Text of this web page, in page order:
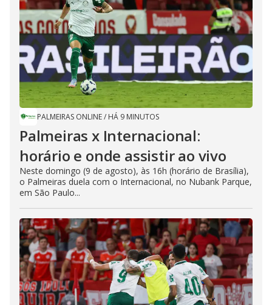
PALMEIRAS ONLINE/ HÁ 9 MINUTOS
Palmeiras x Internacional:
horário e onde assistir ao vivo
Neste domingo (9 de agosto), às 16h (horário de Brasília),
o Palmeiras duela com o Internacional, no Nubank Parque,
em São Paulo...